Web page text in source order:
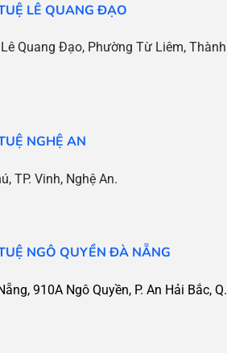
LÊ QUANG ĐẠO
Quang Đạo, Phường Từ Liêm, Thành
NGHỆ AN
TP. Vinh, Nghệ An.
NGÔ QUYỀN ĐÀ NẴNG
910A Ngô Quyền, P. An Hải Bắc, Q.